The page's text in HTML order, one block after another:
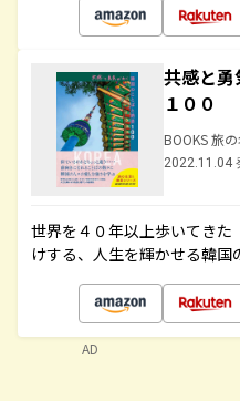
共感と
１００
BOOKS 旅
2022.11.04
世界を４０年以上歩いてき
けする、人生を輝かせる韓
AD